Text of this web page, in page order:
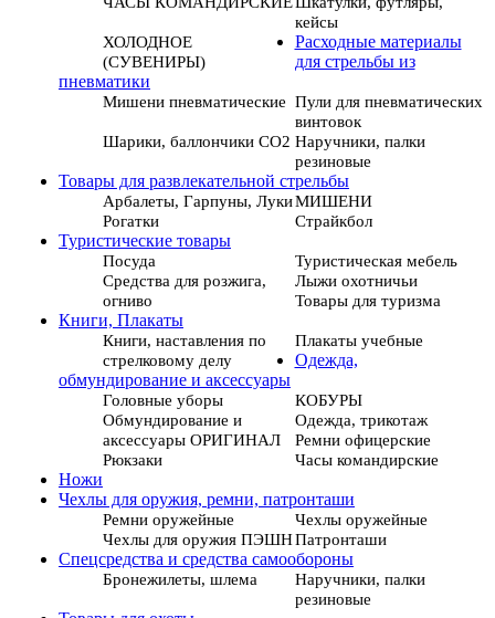
кейсы
ХОЛОДНОЕ
(СУВЕНИРЫ)
Расходные материалы
для стрельбы из
пневматики
Мишени пневматические Пули для пневматических
винтовок
Шарики, баллончики СО2 Наручники, палки
резиновые
Товары для развлекательной стрельбы
Арбалеты, Гарпуны, ЛукиМИШЕНИ
Рогатки
Страйкбол
Туристические товары
Посуда
Туристическая мебель
Средства для розжига,
огниво
Лыжи охотничьи
Товары для туризма
Книги, Плакаты
Книги, наставления по
стрелковому делу
Плакаты учебные
Одежда,
обмундирование и аксессуары
Головные уборы
КОБУРЫ
Обмундирование и
аксессуары ОРИГИНАЛ
Одежда, трикотаж
Ремни офицерские
Рюкзаки
Часы командирские
Ножи
Чехлы для оружия, ремни, патронташи
Ремни оружейные
Чехлы оружейные
Чехлы для оружия ПЭШНПатронташи
Спецсредства и средства самообороны
Бронежилеты, шлема
Наручники, палки
резиновые